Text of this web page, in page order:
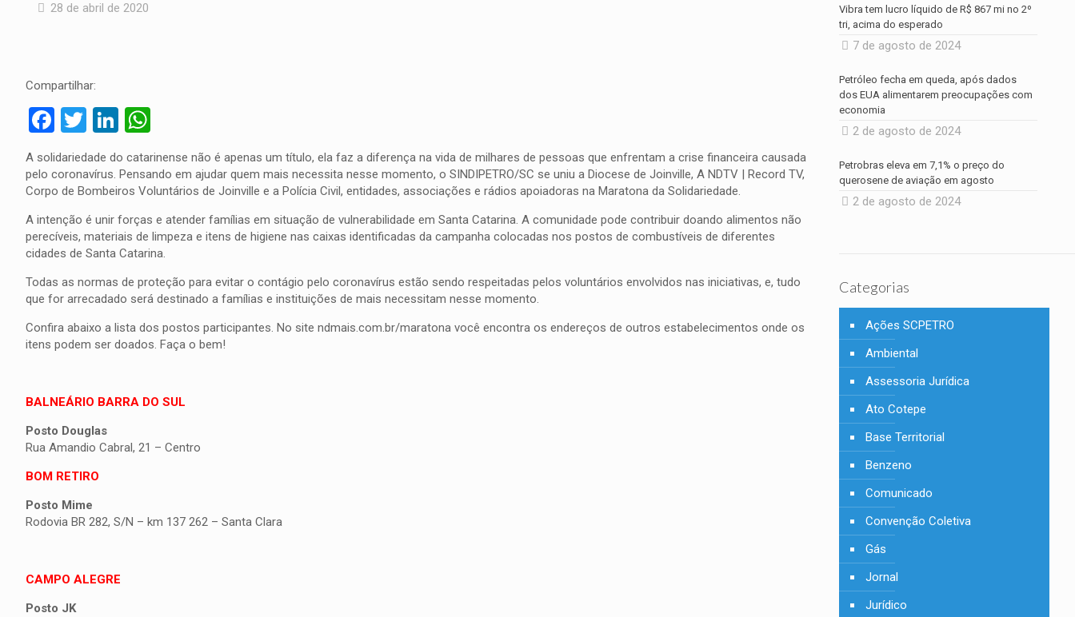
28 de abril de 2020
Compartilhar:
Facebook
TwitterLinkedIn
WhatsApp
A solidariedade do catarinense não é apenas um título, ela faz a diferença na vida de milhares de pessoas que enfrentam a crise financeira causada
pelo coronavírus. Pensando em ajudar quem mais necessita nesse momento, o SINDIPETRO/SC se uniu a Diocese de Joinville, A NDTV | Record TV,
Corpo de Bombeiros Voluntários de Joinville e a Polícia Civil, entidades, associações e rádios apoiadoras na Maratona da Solidariedade.
A intenção é unir forças e atender famílias em situação de vulnerabilidade em Santa Catarina. A comunidade pode contribuir doando alimentos não
perecíveis, materiais de limpeza e itens de higiene nas caixas identificadas da campanha colocadas nos postos de combustíveis de diferentes
cidades de Santa Catarina.
Todas as normas de proteção para evitar o contágio pelo coronavírus estão sendo respeitadas pelos voluntários envolvidos nas iniciativas, e, tudo
que for arrecadado será destinado a famílias e instituições de mais necessitam nesse momento.
Confira abaixo a lista dos postos participantes. No site ndmais.com.br/maratona você encontra os endereços de outros estabelecimentos onde os
itens podem ser doados. Faça o bem!
BALNEÁRIO BARRA DO SUL
Posto Douglas
Rua Amandio Cabral, 21 – Centro
BOM RETIRO
Posto Mime
Rodovia BR 282, S/N – km 137 262 – Santa Clara
CAMPO ALEGRE
Posto JK
Vibra tem lucro líquido de R$ 867 mi no 2º
tri, acima do esperado
7 de agosto de 2024
Petróleo fecha em queda, após dados
dos EUA alimentarem preocupações com
economia
2 de agosto de 2024
Petrobras eleva em 7,1% o preço do
querosene de aviação em agosto
2 de agosto de 2024
Categorias
Ações SCPETRO
Ambiental
Assessoria Jurídica
Ato Cotepe
Base Territorial
Benzeno
Comunicado
Convenção Coletiva
Gás
Jornal
Jurídico